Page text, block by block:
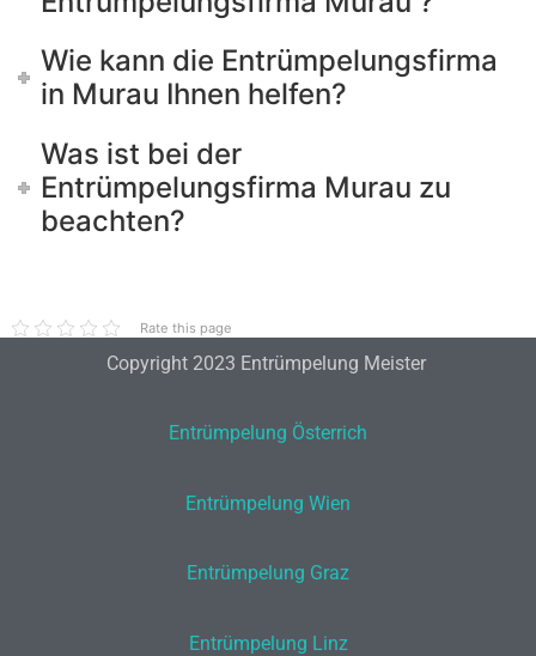
Wie kann die Entrümpelungsfirma
in Murau Ihnen helfen?
Was ist bei der
Entrümpelungsfirma Murau zu
beachten?
Rate this page
Copyright 2023 Entrümpelung Meister
Entrümpelung Österrich
Entrümpelung Wien
Entrümpelung Graz
Entrümpelung Linz